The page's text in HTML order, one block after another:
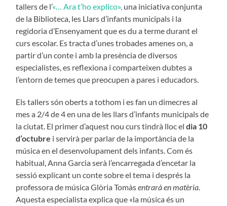
tallers de l’«… Ara t’ho explico», una iniciativa conjunta
de la Biblioteca, les Llars d’infants municipals i la
regidoria d’Ensenyament que es du a terme durant el
curs escolar. Es tracta d’unes trobades amenes on, a
partir d’un conte i amb la presència de diversos
especialistes, es reflexiona i comparteixen dubtes a
l’entorn de temes que preocupen a pares i educadors.
Els tallers són oberts a tothom i es fan un dimecres al
mes a 2/4 de 4 en una de les llars d’infants municipals de
la ciutat. El primer d’aquest nou curs tindrà lloc eldia 10
d’octubre i servirà per parlar de la importància de la
música en el desenvolupament dels infants. Com és
habitual, Anna Garcia serà l’encarregada d’encetar la
sessió explicant un conte sobre el tema i després la
professora de música Glòria Tomàsentrarà en matèria.
Aquesta especialista explica que «la música és un